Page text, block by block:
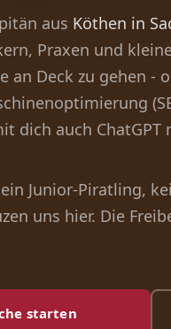
aus Köthen in
Praxen und
an Deck zu gehen -
dich auch
Junior-Piratling,
uns hier. Die
starten